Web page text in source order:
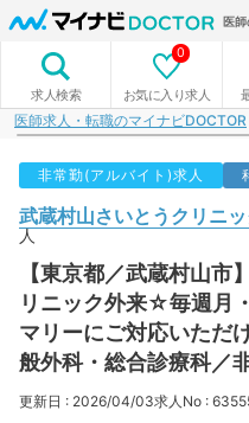
医
求人検索 お気に入り求人
0
医師求人・転職のマイナビDOCTOR
非常勤(アルバイト)求人
武蔵村山さいとうクリニッ
人
【東京都／武蔵村山
リニック外来☆毎週月
マリーにご対応いただ
般外科・総合診療科／非
更新日 : 2026/04/03求人No :